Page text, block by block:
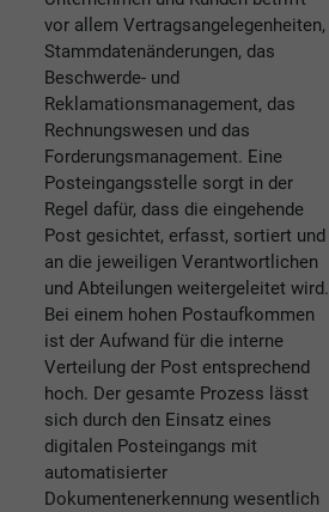
vor allem Vertragsangelegenheiten,
Stammdatenänderungen, das
Beschwerde- und
Reklamationsmanagement, das
Rechnungswesen und das
Forderungsmanagement. Eine
Posteingangsstelle sorgt in der
Regel dafür, dass die eingehende
Post gesichtet, erfasst, sortiert und
an die jeweiligen Verantwortlichen
und Abteilungen weitergeleitet wird.
Bei einem hohen Postaufkommen
ist der Aufwand für die interne
Verteilung der Post entsprechend
hoch. Der gesamte Prozess lässt
sich durch den Einsatz eines
digitalen Posteingangs mit
automatisierter
Dokumentenerkennung wesentlich